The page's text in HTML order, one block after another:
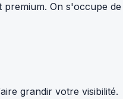
On s'occupe de
grandir votre visibilité.